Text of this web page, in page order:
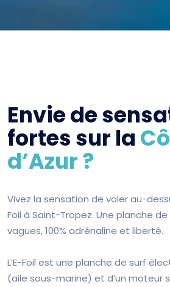
Envie de
fortes sur la
d’Azur ?
Vivez la sensation de voler au-
Foil à Saint-Tropez. Une planche
vagues, 100% adrénaline et liberté.
L’E-Foil est une planche de surf
(aile sous-marine) et d’un moteur